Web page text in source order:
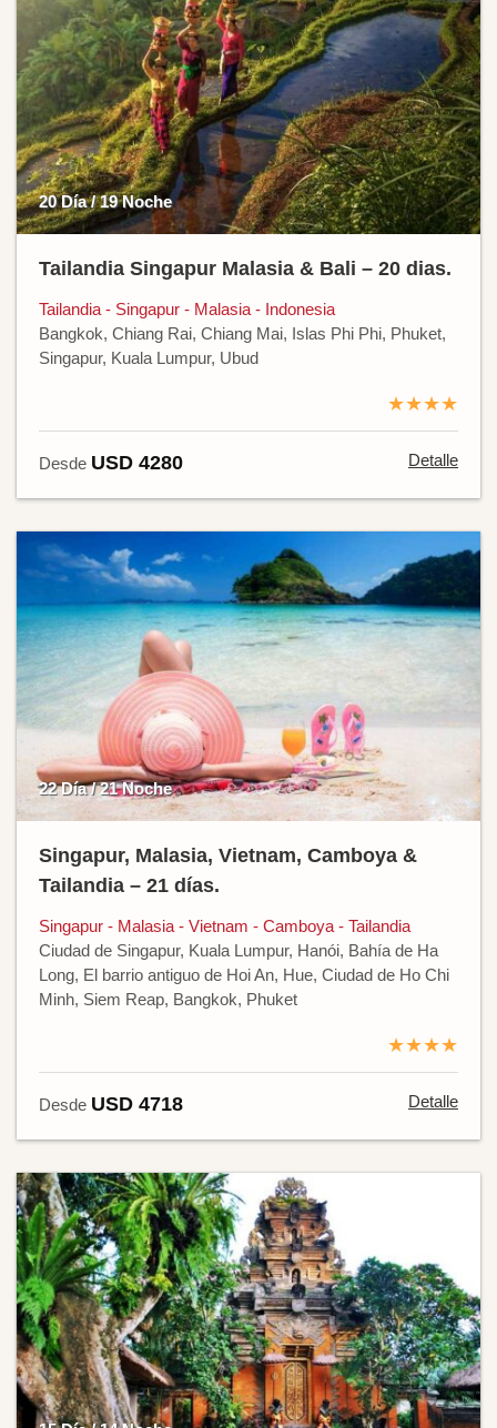
20 Día / 19 Noche
Tailandia Singapur Malasia & Bali – 20 dias.
Tailandia - Singapur - Malasia - Indonesia
Bangkok, Chiang Rai, Chiang Mai, Islas Phi Phi, Phuket,
Singapur, Kuala Lumpur, Ubud
★★★★
Desde USD 4280 Detalle
22 Día / 21 Noche
Singapur, Malasia, Vietnam, Camboya &
Tailandia – 21 días.
Singapur - Malasia - Vietnam - Camboya - Tailandia
Ciudad de Singapur, Kuala Lumpur, Hanói, Bahía de Ha
Long, El barrio antiguo de Hoi An, Hue, Ciudad de Ho Chi
Minh, Siem Reap, Bangkok, Phuket
★★★★
Desde USD 4718 Detalle